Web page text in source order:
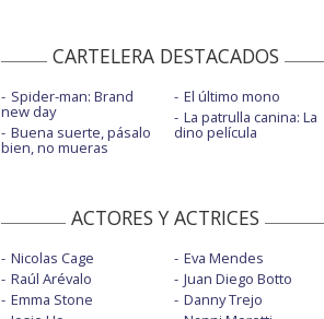
CARTELERA DESTACADOS
Spider-man: Brand
new day
Buena suerte, pásalo
bien, no mueras
El último mono
La patrulla canina: La
dino película
ACTORES Y ACTRICES
Nicolas Cage
Raúl Arévalo
Emma Stone
Eva Mendes
Juan Diego Botto
Danny Trejo